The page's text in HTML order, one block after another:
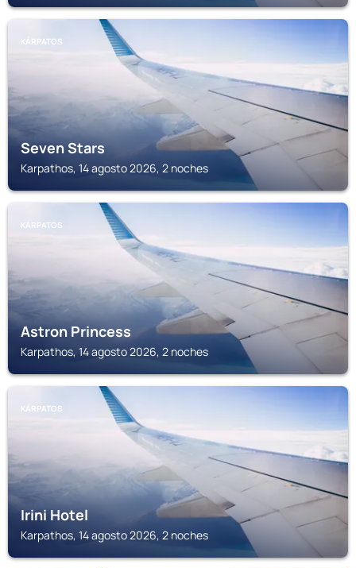
KÁRPATOS
Seven Stars
Karpathos, 14 agosto 2026, 2 noches
KÁRPATOS
Astron Princess
Karpathos, 14 agosto 2026, 2 noches
KÁRPATOS
Irini Hotel
Karpathos, 14 agosto 2026, 2 noches